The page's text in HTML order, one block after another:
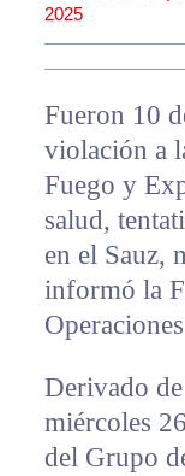
2025
Fueron 10
violación a
Fuego y
salud,
en el Sauz,
informó la
Derivado
miércoles
del Grupo